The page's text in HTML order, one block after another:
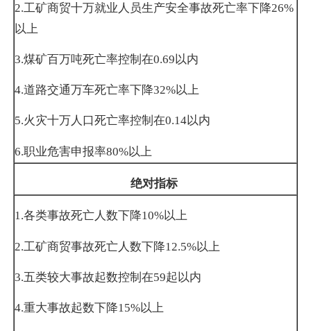
2.工矿商贸十万就业人员生产安全事故死亡率下降26%
以上
3.煤矿百万吨死亡率控制在0.69 以内
4.道路交通万车死亡率下降32%以上
5.火灾十万人口死亡率控制在0.14以内
6.职业危害申报率80%以上
绝对指标
1.各类事故死亡人数下降10%以上
2.工矿商贸事故死亡人数下降12.5%以上
3.五类较大事故起数控制在59起以内
4.重大事故起数下降15%以上